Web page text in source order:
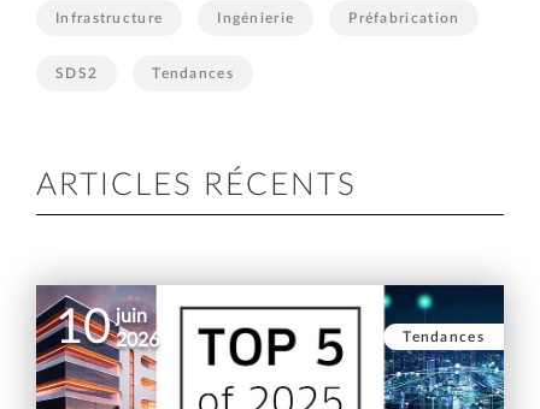
Infrastructure Ingénierie Préfabrication
SDS2 Tendances
ARTICLES RÉCENTS
10 juin
2026
Tendances